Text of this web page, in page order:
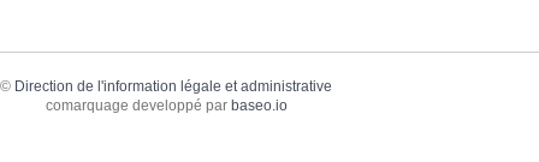
© Direction de l'information légale et administrative
comarquage developpé par baseo.io